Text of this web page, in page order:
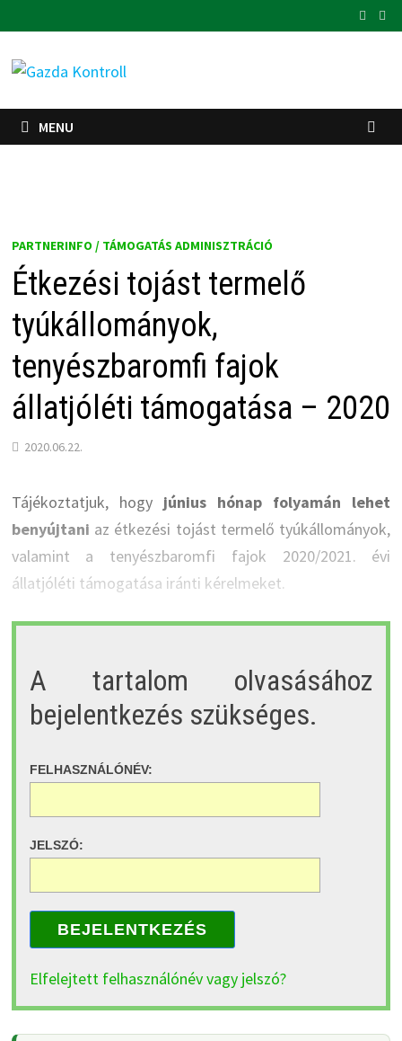
to
content
MENU
PARTNERINFO / TÁMOGATÁS ADMINISZTRÁCIÓ
Étkezési tojást termelő
tyúkállományok,
tenyészbaromfi fajok
állatjóléti támogatása – 2020
2020.06.22.
Tájékoztatjuk, hogy június hónap folyamán lehet
benyújtani az étkezési tojást termelő tyúkállományok,
valamint a tenyészbaromfi fajok 2020/2021. évi
állatjóléti támogatása iránti kérelmeket.
A tartalom olvasásához
bejelentkezés szükséges.
FELHASZNÁLÓNÉV:
JELSZÓ:
BEJELENTKEZÉS
Elfelejtett felhasználónév vagy jelszó?